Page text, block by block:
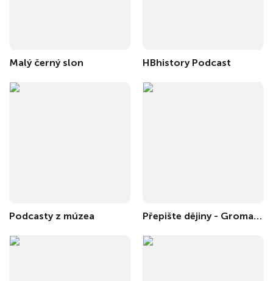
Malý černý slon HBhistory Podcast
Podcasty z múzea Přepište dějiny - Groman & Stehlík